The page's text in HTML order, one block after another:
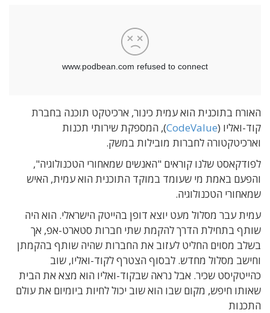
האורח בתוכנית הוא עמית כינור, ארכיטקט תוכנה בחברת
קוד-ואליו (CodeValue), המספקת שירותי תכנות
וארכיטקטורה לחברות מובילות במשק.
לפודקאסט שלנו קוראים "האנשים שמאחורי הטכנולוגיה",
והפעם באמת מי שעומד במוקד התוכנית הוא עמית, האיש
שמאחורי הטכנולוגיה.
עמית עבר מסלול מעט יוצא דופן בהייטק הישראלי. הוא היה
שותף בתחילת הדרך להקמת שתי חברות סטארט-אפ, אך
בשלב מסוים החליט לעזוב את החברות שהיה שותף בהקמתן
וחישב מסלול מחדש. לבסוף הצטרף לקוד-ואליו, שוב
כהייטקיסט שכיר. אבל נראה שבקוד-ואליו הוא מצא את הבית
שאותו חיפש, מקום שבו הוא שוב יכול לחיות ביומיום את עולם
התכנות